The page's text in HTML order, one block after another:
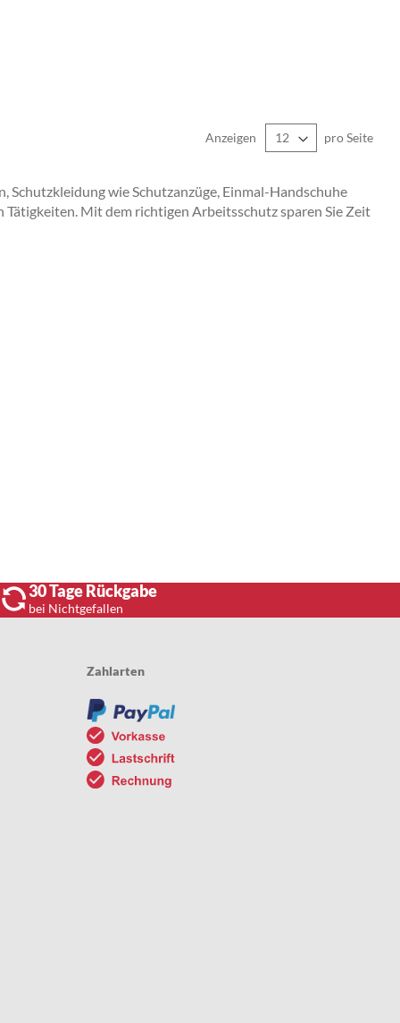
Anzeigen pro Seite
wie Schutzanzüge, Einmal-Handschuhe
Mit dem richtigen Arbeitsschutz sparen Sie Zeit
30 Tage Rückgabe
bei Nichtgefallen
Zahlarten